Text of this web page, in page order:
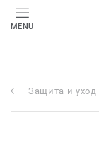
MENU
Защита и уход